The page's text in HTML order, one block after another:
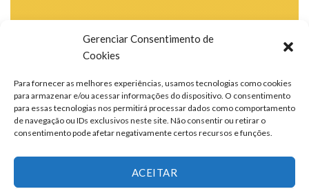
Gerenciar Consentimento de
Cookies
Para fornecer as melhores experiências, usamos tecnologias como cookies
para armazenar e/ou acessar informações do dispositivo. O consentimento
para essas tecnologias nos permitirá processar dados como comportamento
de navegação ou IDs exclusivos neste site. Não consentir ou retirar o
consentimento pode afetar negativamente certos recursos e funções.
ACEITAR